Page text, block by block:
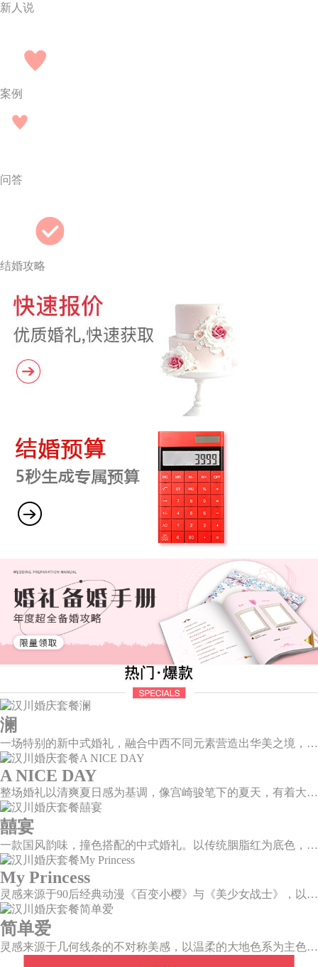
新人说
案例
问答
结婚攻略
澜
一场特别的新中式婚礼，融合中西不同元素营造出华美之境，有庄严浪漫的西式证婚，也有含蓄深情的中式感恩，从古典到现代，从前世到今生，爱，隽永铭刻。
A NICE DAY
整场婚礼以清爽夏日感为基调，像宫崎骏笔下的夏天，有着大朵大朵像棉花糖似的白云，有蔚蓝蔚蓝的天空和青绿青绿的草地，有着童话世界里干净纯洁的美好，有着日系画风下的治愈感。
囍宴
一款国风韵味，撞色搭配的中式婚礼。以传统胭脂红为底色，黛蓝色花鸟点缀其中，热情的红色和低调的古风书画色相辅相成。
My Princess
灵感来源于90后经典动漫《百变小樱》与《美少女战士》，以柔美梦幻的马卡龙色系为主色调，融合精灵萌宠与星星魔法阵等元素，为遗落凡间的公主搭建一个召唤王子的舞台。
简单爱
灵感来源于几何线条的不对称美感，以温柔的大地色系为主色调，空间上，利用几何线条进行完美切割，配以柔和色系的花艺点缀，构造了一个温馨柔和、清新复古的空间。